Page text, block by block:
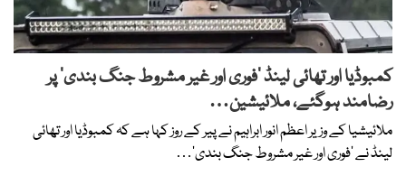
کمبوڈیا اور تھائی لینڈ ’فوری اور غیر مشروط جنگ بندی‘ پر
رضامند ہوگئے، ملائیشین…
ملائیشیا کے وزیر اعظم انور ابراہیم نے پیر کے روز کہا ہے کہ کمبوڈیا اور تھائی
لینڈ نے ’فوری اور غیر مشروط جنگ بندی‘…